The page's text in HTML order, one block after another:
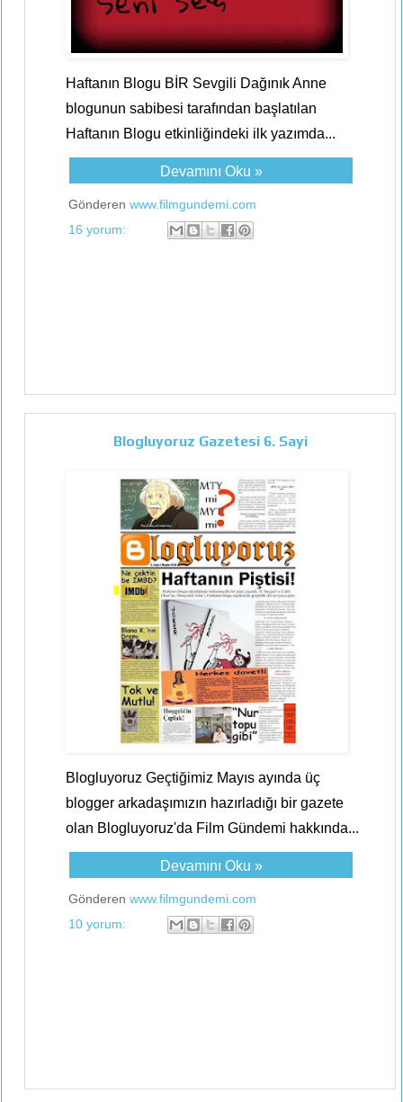
Haftanın Blogu BİR Sevgili Dağınık Anne
blogunun sabibesi tarafından başlatılan
Haftanın Blogu etkinliğindeki ilk yazımda...
Devamını Oku »
Gönderen www.filmgundemi.com
16 yorum:
Blogluyoruz Gazetesi 6. Sayi
Blogluyoruz Geçtiğimiz Mayıs ayında üç
blogger arkadaşımızın hazırladığı bir gazete
olan Blogluyoruz'da Film Gündemi hakkında...
Devamını Oku »
Gönderen www.filmgundemi.com
10 yorum: